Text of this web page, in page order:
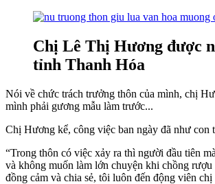
Chị Lê Thị Hương được
tỉnh Thanh Hóa
Nói về chức trách trưởng thôn của mình, chị
mình phải gương mẫu làm trước...
Chị Hương kể, công việc ban ngày đã như
“Trong thôn có việc xảy ra thì người đầu tiên
và không muốn làm lớn chuyện khi chồng
đồng cảm và chia sẻ, tôi luôn đến động viên